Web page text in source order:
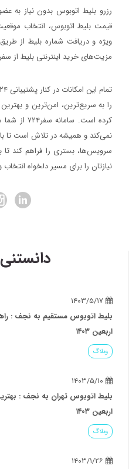
رزرو بلیط اتوبوس بدون نیاز به
قیمت بلیط اتوبوس، انتخاب
ویژه و دریافت شماره‌ بلیط از
مزیت‌های خرید اینترنتی بلیط از سفر ۷۲۴
را به سریع‌ترین، امن‌ترین و
کرده است.
نمی‌کند و همیشه در تلاش است تا با
سرویس‌ها، بستری را فراهم کند
نیازتان را برای مسیر دلخواه انتخاب
بلیط اتوبوس مستقیم به نجف :
اربعین ۱۴۰۳
وبلاگ
بلیط اتوبوس تهران به نجف :
اربعین ۱۴۰۳
وبلاگ